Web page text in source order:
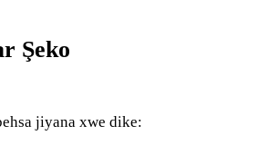
Şeko
jiyana xwe dike: